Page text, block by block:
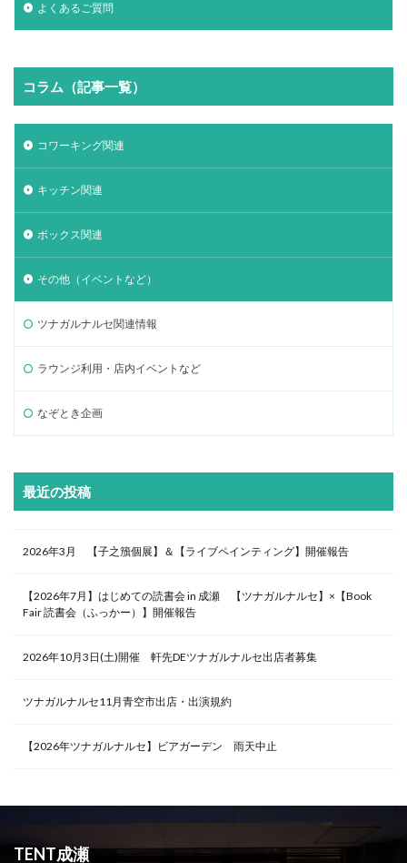
よくあるご質問
コラム（記事一覧）
コワーキング関連
キッチン関連
ボックス関連
その他（イベントなど）
ツナガルナルセ関連情報
ラウンジ利用・店内イベントなど
なぞとき企画
最近の投稿
2026年3月 【子之籏個展】＆【ライブペインティング】開催報告
【2026年7月】はじめての読書会 in 成瀬 【ツナガルナルセ】×【Book
Fair 読書会（ふっかー）】開催報告
2026年10月3日(土)開催 軒先DEツナガルナルセ出店者募集
ツナガルナルセ11月青空市出店・出演規約
【2026年ツナガルナルセ】ビアガーデン 雨天中止
TENT成瀬